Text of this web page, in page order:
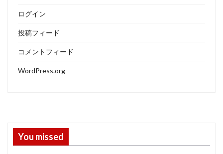
ログイン
投稿フィード
コメントフィード
WordPress.org
You missed